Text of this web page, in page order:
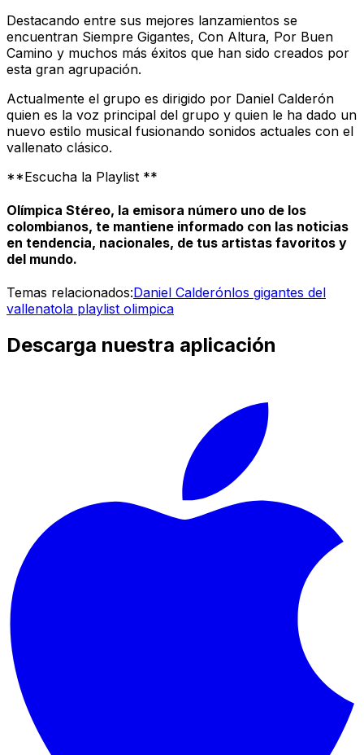
Destacando entre sus mejores lanzamientos se
encuentran Siempre Gigantes, Con Altura, Por Buen
Camino y muchos más éxitos que han sido creados por
esta gran agrupación.
Actualmente el grupo es dirigido por Daniel Calderón
quien es la voz principal del grupo y quien le ha dado un
nuevo estilo musical fusionando sonidos actuales con el
vallenato clásico.
**Escucha la Playlist **
Olímpica Stéreo, la emisora número uno de los
colombianos, te mantiene informado con las noticias
en tendencia, nacionales, de tus artistas favoritos y
del mundo.
Temas relacionados:Daniel Calderónlos gigantes del
vallenatola playlist olimpica
Descarga nuestra aplicación